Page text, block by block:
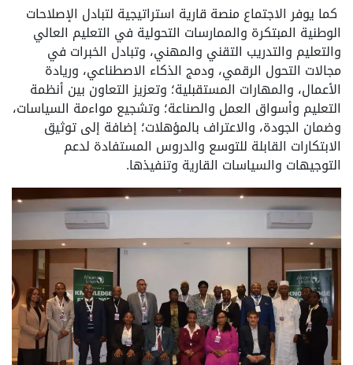
كما يوفر الاجتماع منصة قارية استراتيجية لتبادل الإصلاحات
الوطنية المبتكرة والممارسات التحولية في التعليم العالي
والتعليم والتدريب التقني والمهني، وتبادل الخبرات في
مجالات التحول الرقمي، ودمج الذكاء الاصطناعي، وريادة
الأعمال، والمهارات المستقبلية؛ وتعزيز التعاون بين أنظمة
التعليم وأسواق العمل والصناعة؛ وتشجيع مواءمة السياسات،
وضمان الجودة، والاعتراف بالمؤهلات؛ إضافة إلى توثيق
الابتكارات القابلة للتوسع والدروس المستفادة لدعم
التوجيهات والسياسات القارية وتنفيذها.